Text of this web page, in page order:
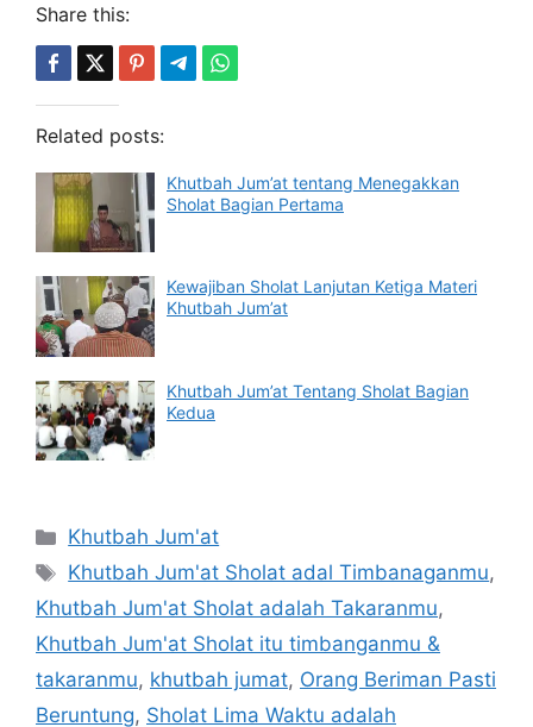
Share this:
Related posts:
Khutbah Jum’at tentang Menegakkan
Sholat Bagian Pertama
Kewajiban Sholat Lanjutan Ketiga Materi
Khutbah Jum’at
Khutbah Jum’at Tentang Sholat Bagian
Kedua
Categories
Khutbah Jum'at
Tags
Khutbah Jum'at Sholat adal Timbanaganmu,
Khutbah Jum'at Sholat adalah Takaranmu,
Khutbah Jum'at Sholat itu timbanganmu &
takaranmu, khutbah jumat, Orang Beriman Pasti
Beruntung, Sholat Lima Waktu adalah